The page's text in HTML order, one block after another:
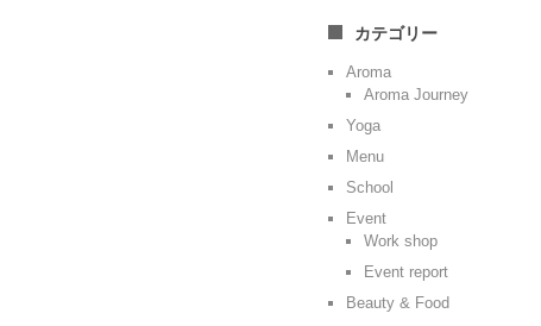
カテゴリー
Aroma
Aroma Journey
Yoga
Menu
School
Event
Work shop
Event report
Beauty & Food